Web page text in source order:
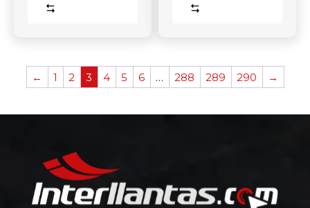
← 1 2 3 4 5 6 … 288 289 290 →